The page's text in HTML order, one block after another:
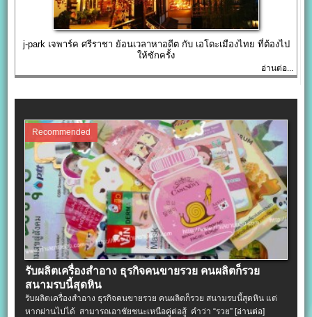
j-park เจพาร์ค ศรีราชา ย้อนเวลาหาอดีต กับ เอโดะเมืองไทย ที่ต้องไป
ให้ซักครั้ง
อ่านต่อ...
Recommended
รับผลิตเครื่องสําอาง ธุรกิจคนขายรวย คนผลิตก็รวย
สนามรบนี้สุดหิน
รับผลิตเครื่องสําอาง ธุรกิจคนขายรวย คนผลิตก็รวย สนามรบนี้สุดหิน แต่
หากผ่านไปได้ สามารถเอาชัยชนะเหนือคู่ต่อสู้ คำว่า “รวย”[อ่านต่อ]